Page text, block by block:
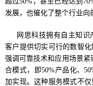
发展，也催化了整个行业向
网思科技拥有自主知
客户提供切实可行的数智
强调可靠技术和应用场景紧
合模式，即50%产品化、
加实现。这种服务模式不